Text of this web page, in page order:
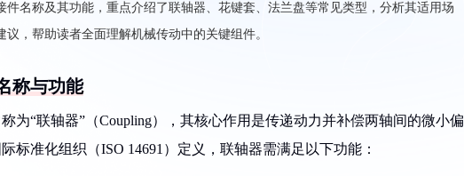
名称及其功能，重点介绍了联轴器、花键套、法兰盘等常见类型，分析其适用场
，帮助读者全面理解机械传动中的关键组件。
称与功能
为“联轴器”（Coupling），其核心作用是传递动力并补偿两轴间的微小偏
标准化组织（ISO 14691）定义，联轴器需满足以下功能：